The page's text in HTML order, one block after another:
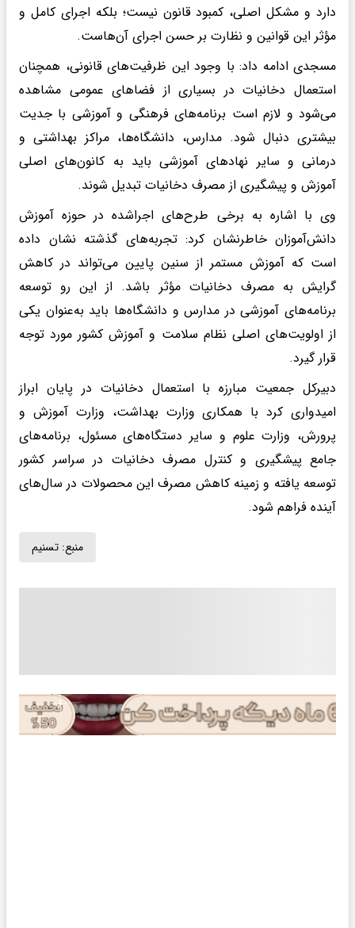
دارد و مشکل اصلی، کمبود قانون نیست؛ بلکه اجرای کامل و
مؤثر این قوانین و نظارت بر حسن اجرای آن‌هاست.
مسجدی ادامه داد: با وجود این ظرفیت‌های قانونی، همچنان
استعمال دخانیات در بسیاری از فضاهای عمومی مشاهده
می‌شود و لازم است برنامه‌های فرهنگی و آموزشی با جدیت
بیشتری دنبال شود. مدارس، دانشگاه‌ها، مراکز بهداشتی و
درمانی و سایر نهادهای آموزشی باید به کانون‌های اصلی
آموزش و پیشگیری از مصرف دخانیات تبدیل شوند.
وی با اشاره به برخی طرح‌های اجراشده در حوزه آموزش
دانش‌آموزان خاطرنشان کرد: تجربه‌های گذشته نشان داده
است که آموزش مستمر از سنین پایین می‌تواند در کاهش
گرایش به مصرف دخانیات مؤثر باشد. از این رو توسعه
برنامه‌های آموزشی در مدارس و دانشگاه‌ها باید به‌عنوان یکی
از اولویت‌های اصلی نظام سلامت و آموزش کشور مورد توجه
قرار گیرد.
دبیرکل جمعیت مبارزه با استعمال دخانیات در پایان ابراز
امیدواری کرد با همکاری وزارت بهداشت، وزارت آموزش و
پرورش، وزارت علوم و سایر دستگاه‌های مسئول، برنامه‌های
جامع پیشگیری و کنترل مصرف دخانیات در سراسر کشور
توسعه یافته و زمینه کاهش مصرف این محصولات در سال‌های
آینده فراهم شود.
منبع: تسنیم